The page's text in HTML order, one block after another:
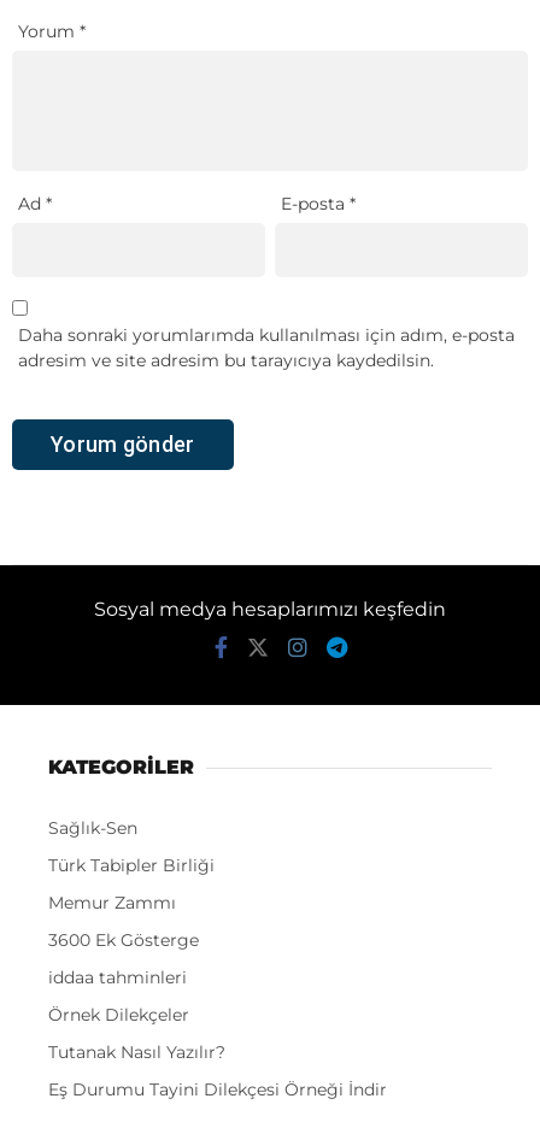
Yorum *
Ad * E-posta*
Daha sonraki yorumlarımda kullanılması için adım, e-posta
adresim ve site adresim bu tarayıcıya kaydedilsin.
Sosyal medya hesaplarımızı keşfedin
KATEGORİLER
Sağlık-Sen
Türk Tabipler Birliği
Memur Zammı
3600 Ek Gösterge
iddaa tahminleri
Örnek Dilekçeler
Tutanak Nasıl Yazılır?
Eş Durumu Tayini Dilekçesi Örneği İndir